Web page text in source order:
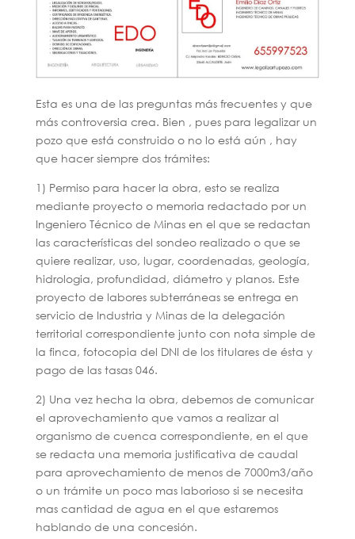
Esta es una de las preguntas más frecuentes y que
más controversia crea. Bien , pues para legalizar un
pozo que está construido o no lo está aún , hay
que hacer siempre dos trámites:
1) Permiso para hacer la obra, esto se realiza
mediante proyecto o memoria redactado por un
Ingeniero Técnico de Minas en el que se redactan
las características del sondeo realizado o que se
quiere realizar, uso, lugar, coordenadas, geología,
hidrologia, profundidad, diámetro y planos. Este
proyecto de labores subterráneas se entrega en
servicio de Industria y Minas de la delegación
territorial correspondiente junto con nota simple de
la finca, fotocopia del DNI de los titulares de ésta y
pago de las tasas 046.
2) Una vez hecha la obra, debemos de comunicar
el aprovechamiento que vamos a realizar al
organismo de cuenca correspondiente, en el que
se redacta una memoria justificativa de caudal
para aprovechamiento de menos de 7000m3/año
o un trámite un poco mas laborioso si se necesita
mas cantidad de agua en el que estaremos
hablando de una concesión.